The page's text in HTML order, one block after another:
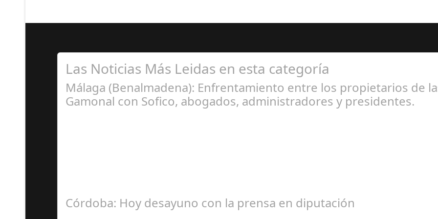
Las Noticias Más Leidas en esta categoría
Málaga (Benalmadena): Enfrentamiento entre los propietarios de
Gamonal con Sofico, abogados, administradores y presidentes.
Córdoba: Hoy desayuno con la prensa en diputación